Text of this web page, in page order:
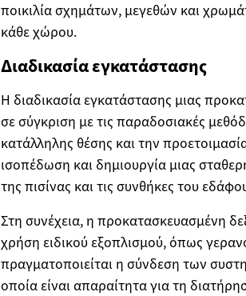
ποικιλία σχημάτων, μεγεθών και
κάθε χώρου.
Διαδικασία εγκατάστασης
Η διαδικασία εγκατάστασης μιας
σε σύγκριση με τις παραδοσιακές
κατάλληλης θέσης και την
ισοπέδωση και δημιουργία μιας
της πισίνας και τις συνθήκες του
Στη συνέχεια, η προκατασκευασμένη
χρήση ειδικού εξοπλισμού, όπως
πραγματοποιείται η σύνδεση των
οποία είναι απαραίτητα για τη